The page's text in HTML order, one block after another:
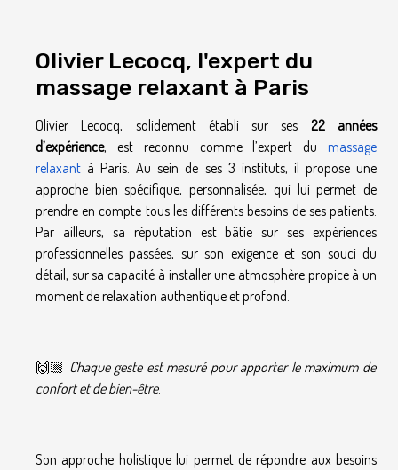
Olivier Lecocq, l'expert du
massage relaxant à Paris
Olivier Lecocq, solidement établi sur ses 22 années
d’expérience, est reconnu comme l’expert du massage
relaxant à Paris. Au sein de ses 3 instituts, il propose une
approche bien spécifique, personnalisée, qui lui permet de
prendre en compte tous les différents besoins de ses patients.
Par ailleurs, sa réputation est bâtie sur ses expériences
professionnelles passées, sur son exigence et son souci du
détail, sur sa capacité à installer une atmosphère propice à un
moment de relaxation authentique et profond.
🙌🏼 Chaque geste est mesuré pour apporter le maximum de
confort et de bien-être.
Son approche holistique lui permet de répondre aux besoins